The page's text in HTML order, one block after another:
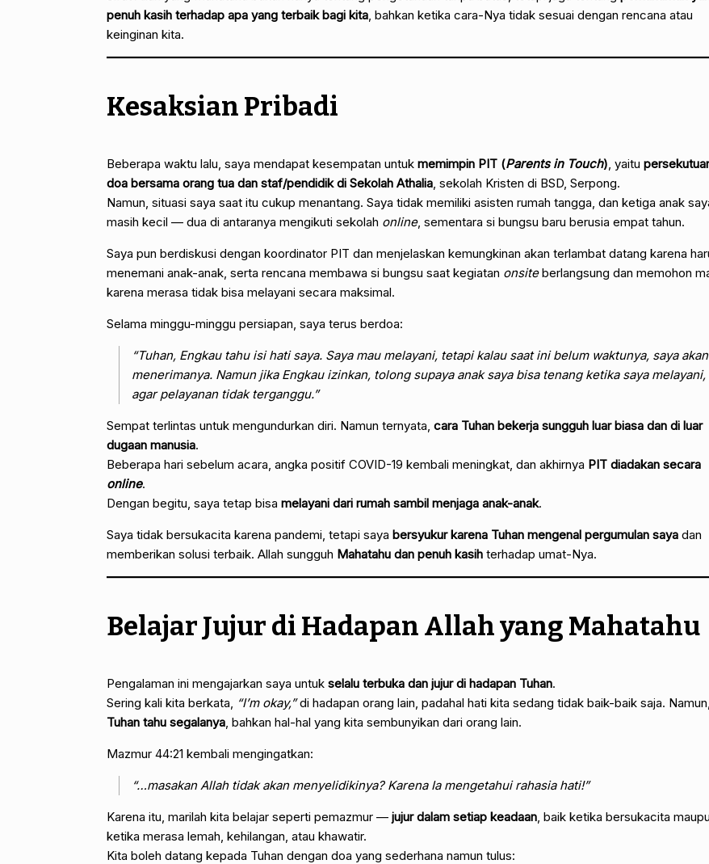
penuh kasih terhadap apa yang terbaik bagi kita, bahkan ketika cara-Nya tidak sesuai dengan rencana atau
keinginan kita.
Kesaksian Pribadi
Beberapa waktu lalu, saya mendapat kesempatan untuk memimpin PIT (Parents in Touch), yaitu
doa bersama orang tua dan staf/pendidik di Sekolah Athalia, sekolah Kristen di BSD, Serpong.
Namun, situasi saya saat itu cukup menantang. Saya tidak memiliki asisten rumah tangga, dan ketiga anak
masih kecil — dua di antaranya mengikuti sekolah online, sementara si bungsu baru berusia empat tahun.
Saya pun berdiskusi dengan koordinator PIT dan menjelaskan kemungkinan akan terlambat datang karena
menemani anak-anak, serta rencana membawa si bungsu saat kegiatan onsiteberlangsung dan memohon
karena merasa tidak bisa melayani secara maksimal.
Selama minggu-minggu persiapan, saya terus berdoa:
“Tuhan, Engkau tahu isi hati saya. Saya mau melayani, tetapi kalau saat ini belum waktunya, saya akan
menerimanya. Namun jika Engkau izinkan, tolong supaya anak saya bisa tenang ketika saya melayani,
agar pelayanan tidak terganggu.”
Sempat terlintas untuk mengundurkan diri. Namun ternyata, cara Tuhan bekerja sungguh luar biasa dan di luar
dugaan manusia.
Beberapa hari sebelum acara, angka positif COVID-19 kembali meningkat, dan akhirnya PIT diadakan secara
online.
Dengan begitu, saya tetap bisa melayani dari rumah sambil menjaga anak-anak.
Saya tidak bersukacita karena pandemi, tetapi saya bersyukur karena Tuhan mengenal pergumulan saya dan
memberikan solusi terbaik. Allah sungguh Mahatahu dan penuh kasih terhadap umat-Nya.
Belajar Jujur di Hadapan Allah yang Mahatahu
Pengalaman ini mengajarkan saya untuk selalu terbuka dan jujur di hadapan Tuhan.
Sering kali kita berkata, “I’m okay,”di hadapan orang lain, padahal hati kita sedang tidak baik-baik saja. Namun,
Tuhan tahu segalanya, bahkan hal-hal yang kita sembunyikan dari orang lain.
Mazmur 44:21 kembali mengingatkan:
“…masakan Allah tidak akan menyelidikinya? Karena Ia mengetahui rahasia hati!”
Karena itu, marilah kita belajar seperti pemazmur — jujur dalam setiap keadaan, baik ketika bersukacita
ketika merasa lemah, kehilangan, atau khawatir.
Kita boleh datang kepada Tuhan dengan doa yang sederhana namun tulus: